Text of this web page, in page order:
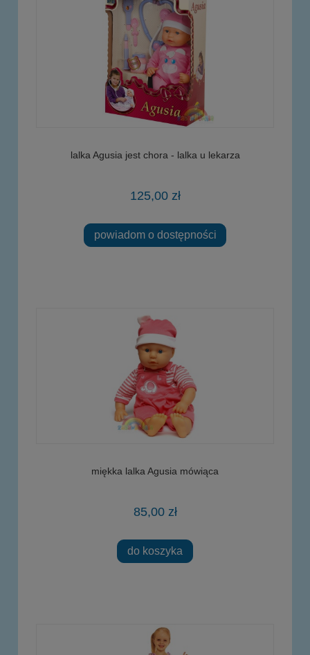
lalka Agusia jest chora - lalka u lekarza
125,00 zł
powiadom o dostępności
miękka lalka Agusia mówiąca
85,00 zł
do koszyka